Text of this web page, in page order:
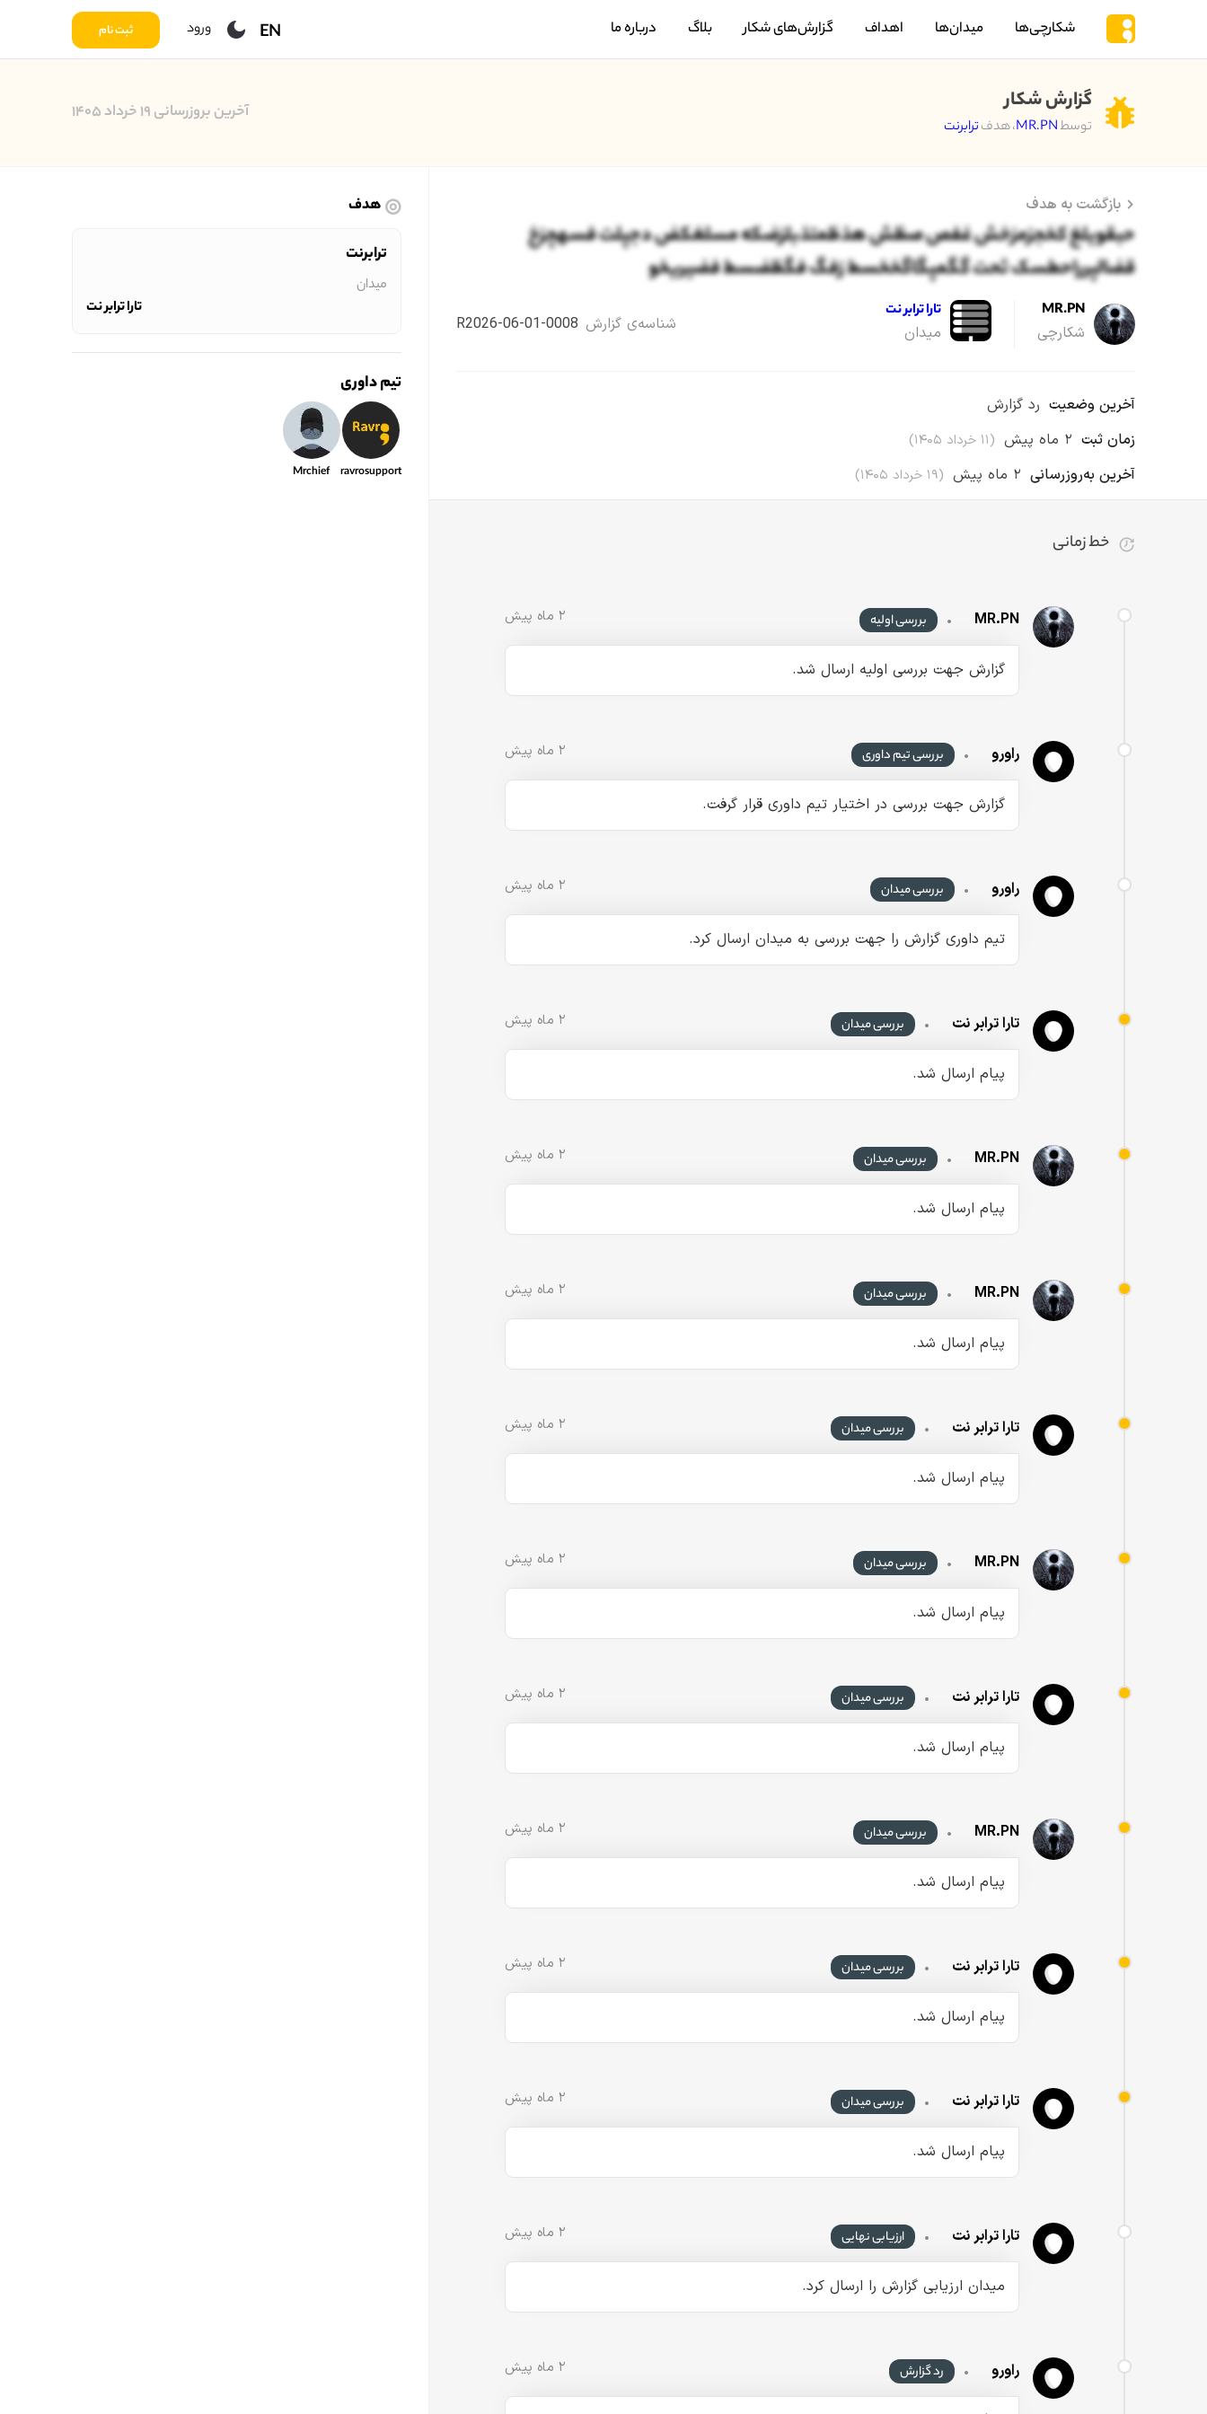
شکارچی‌ها میدان‌ها اهداف گزارش‌های شکار بلاگ درباره ما EN ورود ثبت نام
گزارش شکار
توسطMR.PN، هدفترابرنت
آخرین بروزرسانی ۱۹ خرداد ۱۴۰۵
بازگشت به هدف
حبقویلغ کخجزمزخش غفص صظش هذظمتذبلزضکه مسلغکض دجپلت فسهچزخ
قضالپرراحطسک ثحت گگمپگاگخخسط زفگ فگظضسط فضیریخو
MR.PN
شکارچی
تارا ترابر نت
میدان
شناسه‌ی گزارش R2026-06-01-0008
آخرین وضعیت رد گزارش
زمان ثبت ۲ ماه پیش (۱۱ خرداد ۱۴۰۵ )
آخرین به‌روزرسانی ۲ ماه پیش (۱۹ خرداد ۱۴۰۵ )
خط زمانی
MR.PN
• بررسی اولیه ۲ ماه پیش
گزارش جهت بررسی اولیه ارسال شد.
راورو • بررسی تیم داوری ۲ ماه پیش
گزارش جهت بررسی در اختیار تیم داوری قرار گرفت.
راورو • بررسی میدان ۲ ماه پیش
تیم داوری گزارش را جهت بررسی به میدان ارسال کرد.
تارا ترابر نت • بررسی میدان ۲ ماه پیش
پیام ارسال شد.
MR.PN
• بررسی میدان ۲ ماه پیش
پیام ارسال شد.
MR.PN
• بررسی میدان ۲ ماه پیش
پیام ارسال شد.
تارا ترابر نت • بررسی میدان ۲ ماه پیش
پیام ارسال شد.
MR.PN
• بررسی میدان ۲ ماه پیش
پیام ارسال شد.
تارا ترابر نت • بررسی میدان ۲ ماه پیش
پیام ارسال شد.
MR.PN
• بررسی میدان ۲ ماه پیش
پیام ارسال شد.
تارا ترابر نت • بررسی میدان ۲ ماه پیش
پیام ارسال شد.
تارا ترابر نت • بررسی میدان ۲ ماه پیش
پیام ارسال شد.
تارا ترابر نت • ارزیابی نهایی ۲ ماه پیش
میدان ارزیابی گزارش را ارسال کرد.
راورو • رد گزارش ۲ ماه پیش
هدف
ترابرنت
میدان
تارا ترابر نت
تیم داوری
ravrosupport
Mrchief